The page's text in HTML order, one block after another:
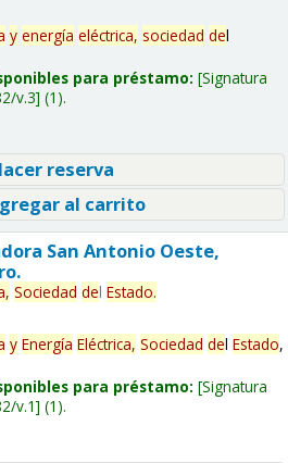
y energía eléctrica, sociedad del
para préstamo: Signatura
v.3 (1).
reserva
al carrito
San Antonio Oeste,
Sociedad del Estado.
y Energía Eléctrica, Sociedad del Estado,
para préstamo: Signatura
v.1 (1).